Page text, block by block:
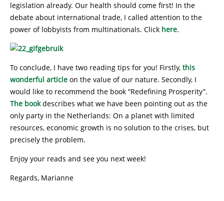
legislation already. Our health should come first! In the
debate about international trade, I called attention to the
power of lobbyists from multinationals. Click here.
To conclude, I have two reading tips for you! Firstly, this
wonderful article on the value of our nature. Secondly, I
would like to recommend the book “Redefining Prosperity”.
The bookdescribes what we have been pointing out as the
only party in the Netherlands: On a planet with limited
resources, economic growth is no solution to the crises, but
precisely the problem.
Enjoy your reads and see you next week!
Regards, Marianne